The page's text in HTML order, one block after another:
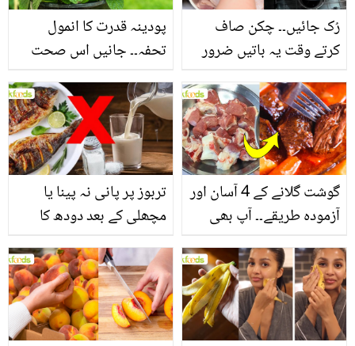
پودینہ قدرت کا انمول
تحفہ۔۔ جانیں اس صحت
بخش پتوں کے 10 حیرت
انگیز طبی فوائد
رُک جائیں۔۔ چکن صاف
کرتے وقت یہ باتیں ضرور
یاد رکھیں
تربوز پر پانی نہ پینا یا
مچھلی کے بعد دودھ کا
استعمال۔۔ جانیں کھانوں
سے متعلق غلط فہمیوں کی
حقیقت کیا ہے اور افواہ
کیا؟
گوشت گلانے کے 4 آسان اور
آزمودہ طریقے۔۔ آپ بھی
جانیں انٹرنیشنل شیف کے
بتائے راز